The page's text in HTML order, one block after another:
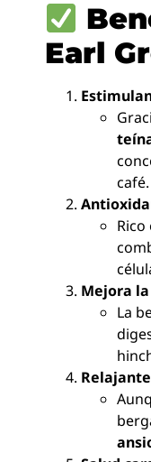
Earl
café.
Rico
Mejora
La